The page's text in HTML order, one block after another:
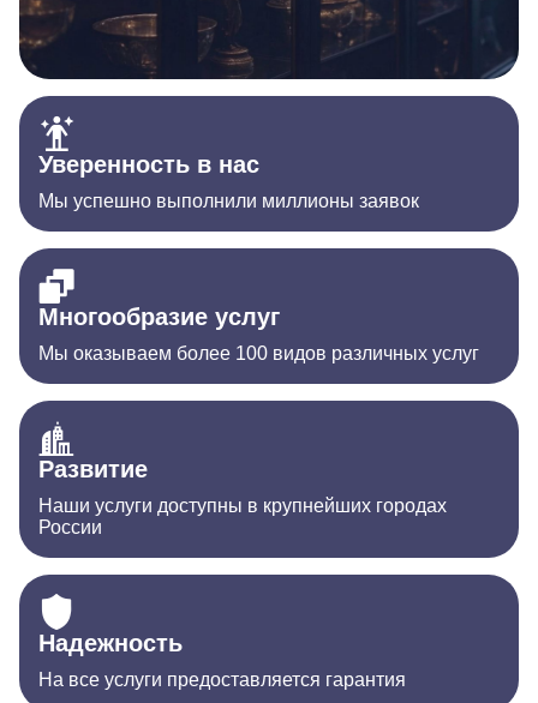
Уверенность в нас
Мы успешно выполнили миллионы заявок
Многообразие услуг
Мы оказываем более 100 видов различных услуг
Развитие
Наши услуги доступны в крупнейших городах
России
Надежность
На все услуги предоставляется гарантия